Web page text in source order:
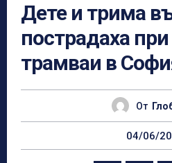
Дете и трима
пострадаха
трамваи в
От
04/06/